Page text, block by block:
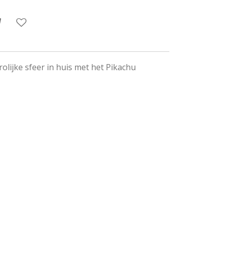
sfeer in huis met het Pikachu